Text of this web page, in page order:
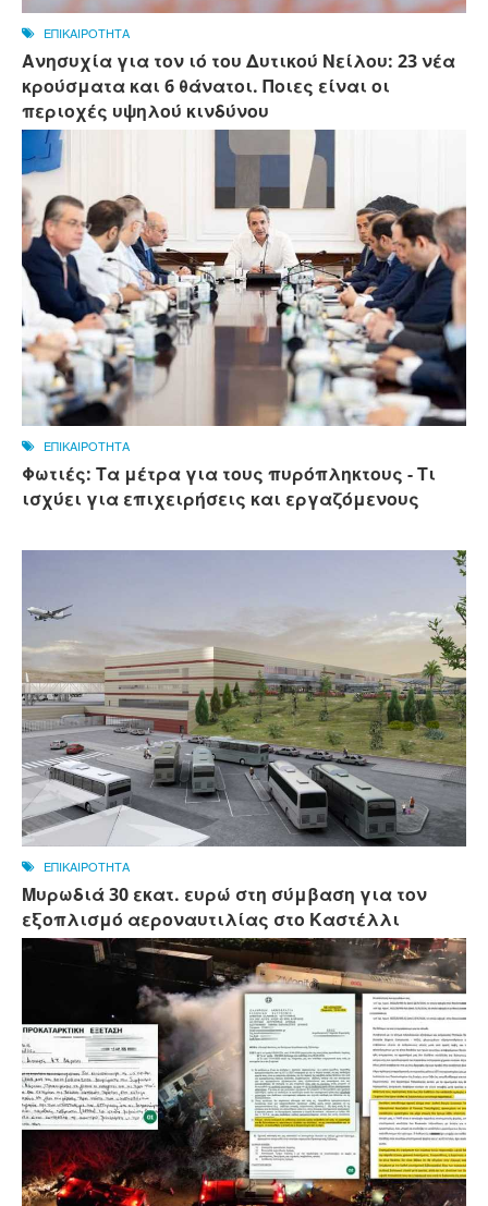
ΕΠΙΚΑΙΡΟΤΗΤΑ
Ανησυχία για τον ιό του Δυτικού Νείλου: 23 νέα
κρούσματα και 6 θάνατοι. Ποιες είναι οι
περιοχές υψηλού κινδύνου
ΕΠΙΚΑΙΡΟΤΗΤΑ
Φωτιές: Τα μέτρα για τους πυρόπληκτους - Τι
ισχύει για επιχειρήσεις και εργαζόμενους
ΕΠΙΚΑΙΡΟΤΗΤΑ
Μυρωδιά 30 εκατ. ευρώ στη σύμβαση για τον
εξοπλισμό αεροναυτιλίας στο Καστέλλι